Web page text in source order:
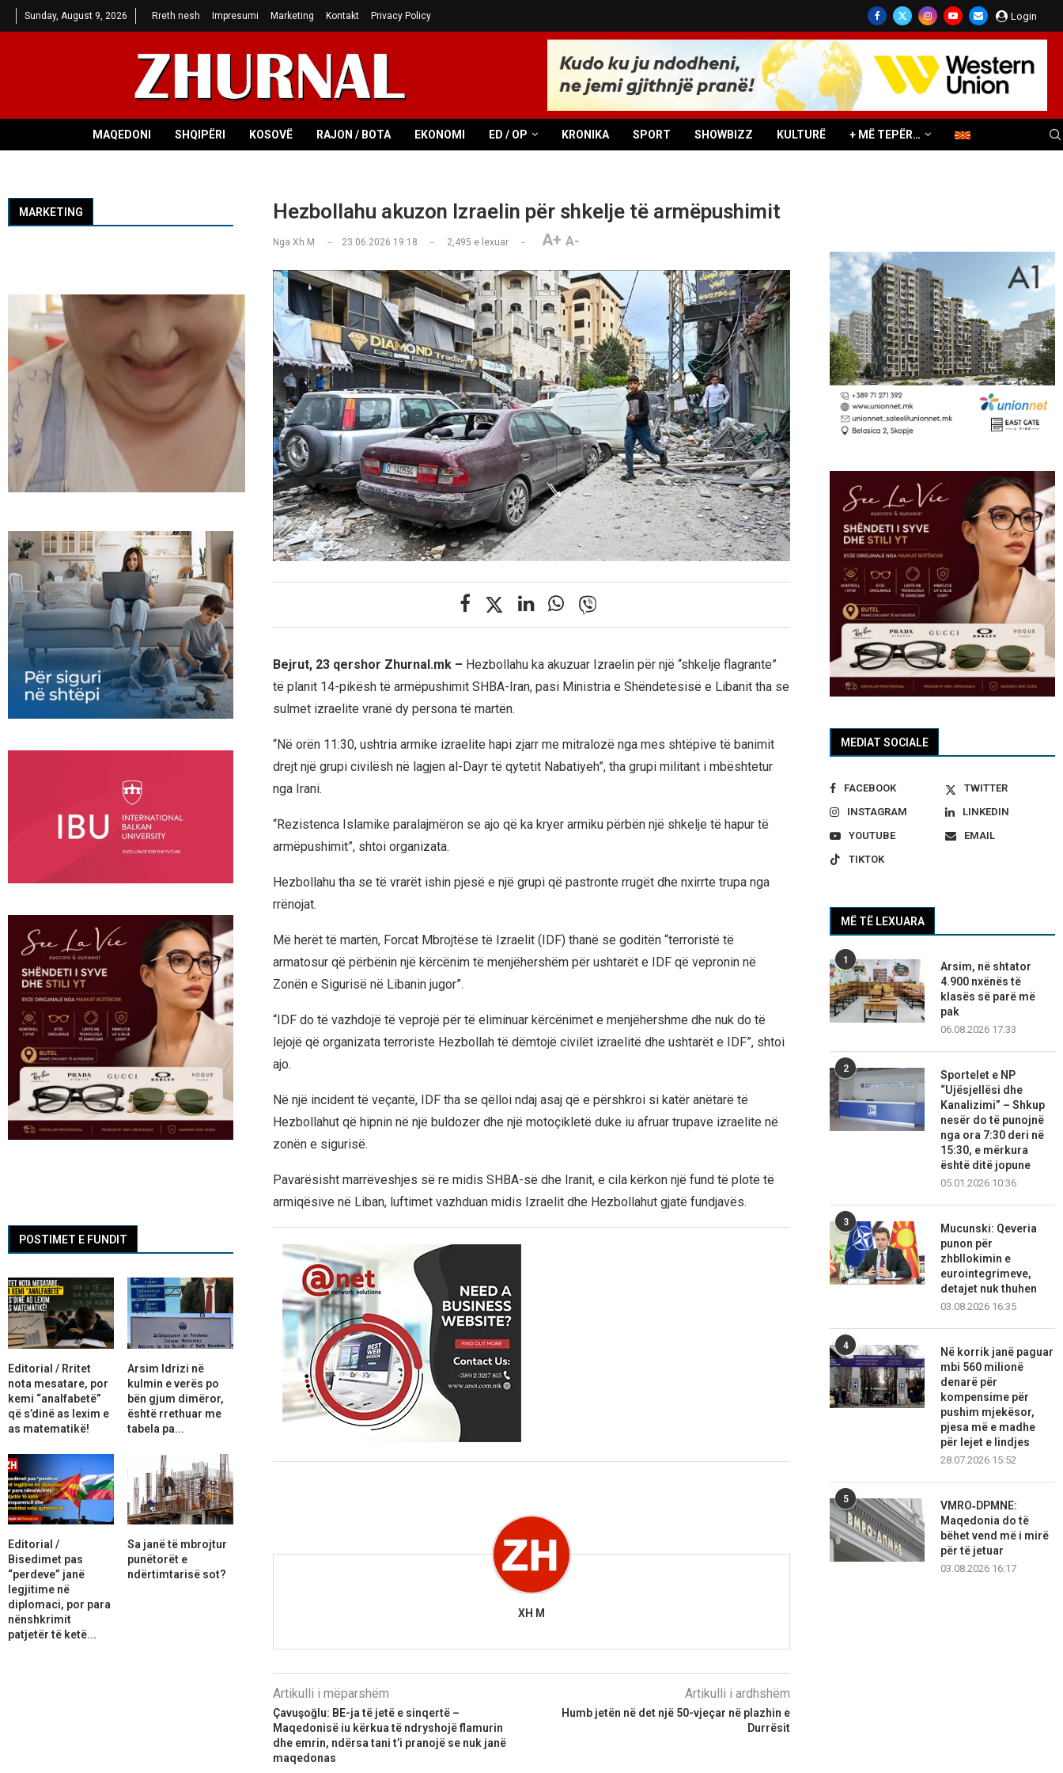
Sunday, August 9, 2026 Rreth nesh Impresumi Marketing Kontakt Privacy Policy Login
MAQEDONI SHQIPËRI KOSOVË RAJON / BOTA EKONOMI ED / OP KRONIKA SPORT SHOWBIZZ KULTURË + MË TEPËR…
Hezbollahu akuzon Izraelin për shkelje të armëpushimit
Nga Xh M 23.06.2026 19:18 2,495 e lexuar A+ A-
Bejrut, 23 qershor Zhurnal.mk – Hezbollahu ka akuzuar Izraelin për një “shkelje flagrante”
të planit 14-pikësh të armëpushimit SHBA-Iran, pasi Ministria e Shëndetësisë e Libanit tha se
sulmet izraelite vranë dy persona të martën.
“Në orën 11:30, ushtria armike izraelite hapi zjarr me mitralozë nga mes shtëpive të banimit
drejt një grupi civilësh në lagjen al-Dayr të qytetit Nabatiyeh”, tha grupi militant i mbështetur
nga Irani.
“Rezistenca Islamike paralajmëron se ajo që ka kryer armiku përbën një shkelje të hapur të
armëpushimit”, shtoi organizata.
Hezbollahu tha se të vrarët ishin pjesë e një grupi që pastronte rrugët dhe nxirrte trupa nga
rrënojat.
Më herët të martën, Forcat Mbrojtëse të Izraelit (IDF) thanë se goditën “terroristë të
armatosur që përbënin një kërcënim të menjëhershëm për ushtarët e IDF që vepronin në
Zonën e Sigurisë në Libanin jugor”.
“IDF do të vazhdojë të veprojë për të eliminuar kërcënimet e menjëhershme dhe nuk do të
lejojë që organizata terroriste Hezbollah të dëmtojë civilët izraelitë dhe ushtarët e IDF”, shtoi
ajo.
Në një incident të veçantë, IDF tha se qëlloi ndaj asaj që e përshkroi si katër anëtarë të
Hezbollahut që hipnin në një buldozer dhe një motoçikletë duke iu afruar trupave izraelite në
zonën e sigurisë.
Pavarësisht marrëveshjes së re midis SHBA-së dhe Iranit, e cila kërkon një fund të plotë të
armiqësive në Liban, luftimet vazhduan midis Izraelit dhe Hezbollahut gjatë fundjavës.
XH M
Artikulli i mëparshëm
Çavuşoğlu: BE-ja të jetë e sinqertë –
Maqedonisë iu kërkua të ndryshojë flamurin
dhe emrin, ndërsa tani t’i pranojë se nuk janë
maqedonas
Artikulli i ardhshëm
Humb jetën në det një 50-vjeçar në plazhin e
Durrësit
MEDIAT SOCIALE
FACEBOOK
TWITTER
INSTAGRAM
LINKEDIN
YOUTUBE
EMAIL
TIKTOK
MË TË LEXUARA
1
Arsim, në shtator
4.900 nxënës të
klasës së parë më
pak
06.08.2026 17:33
2
Sportelet e NP
“Ujësjellësi dhe
Kanalizimi” – Shkup
nesër do të punojnë
nga ora 7:30 deri në
15:30, e mërkura
është ditë jopune
05.01.2026 10:36
3
Mucunski: Qeveria
punon për
zhbllokimin e
eurointegrimeve,
detajet nuk thuhen
03.08.2026 16:35
4
Në korrik janë paguar
mbi 560 milionë
denarë për
kompensime për
pushim mjekësor,
pjesa më e madhe
për lejet e lindjes
28.07.2026 15:52
5
VMRO‑DPMNE:
Maqedonia do të
bëhet vend më i mirë
për të jetuar
03.08.2026 16:17
MARKETING
POSTIMET E FUNDIT
Editorial / Rritet
nota mesatare, por
kemi “analfabetë”
që s’dinë as lexim e
as matematikë!
Arsim Idrizi në
kulmin e verës po
bën gjum dimëror,
është rrethuar me
tabela pa...
Editorial /
Bisedimet pas
“perdeve” janë
legjitime në
diplomaci, por para
nënshkrimit
patjetër të ketë...
Sa janë të mbrojtur
punëtorët e
ndërtimtarisë sot?